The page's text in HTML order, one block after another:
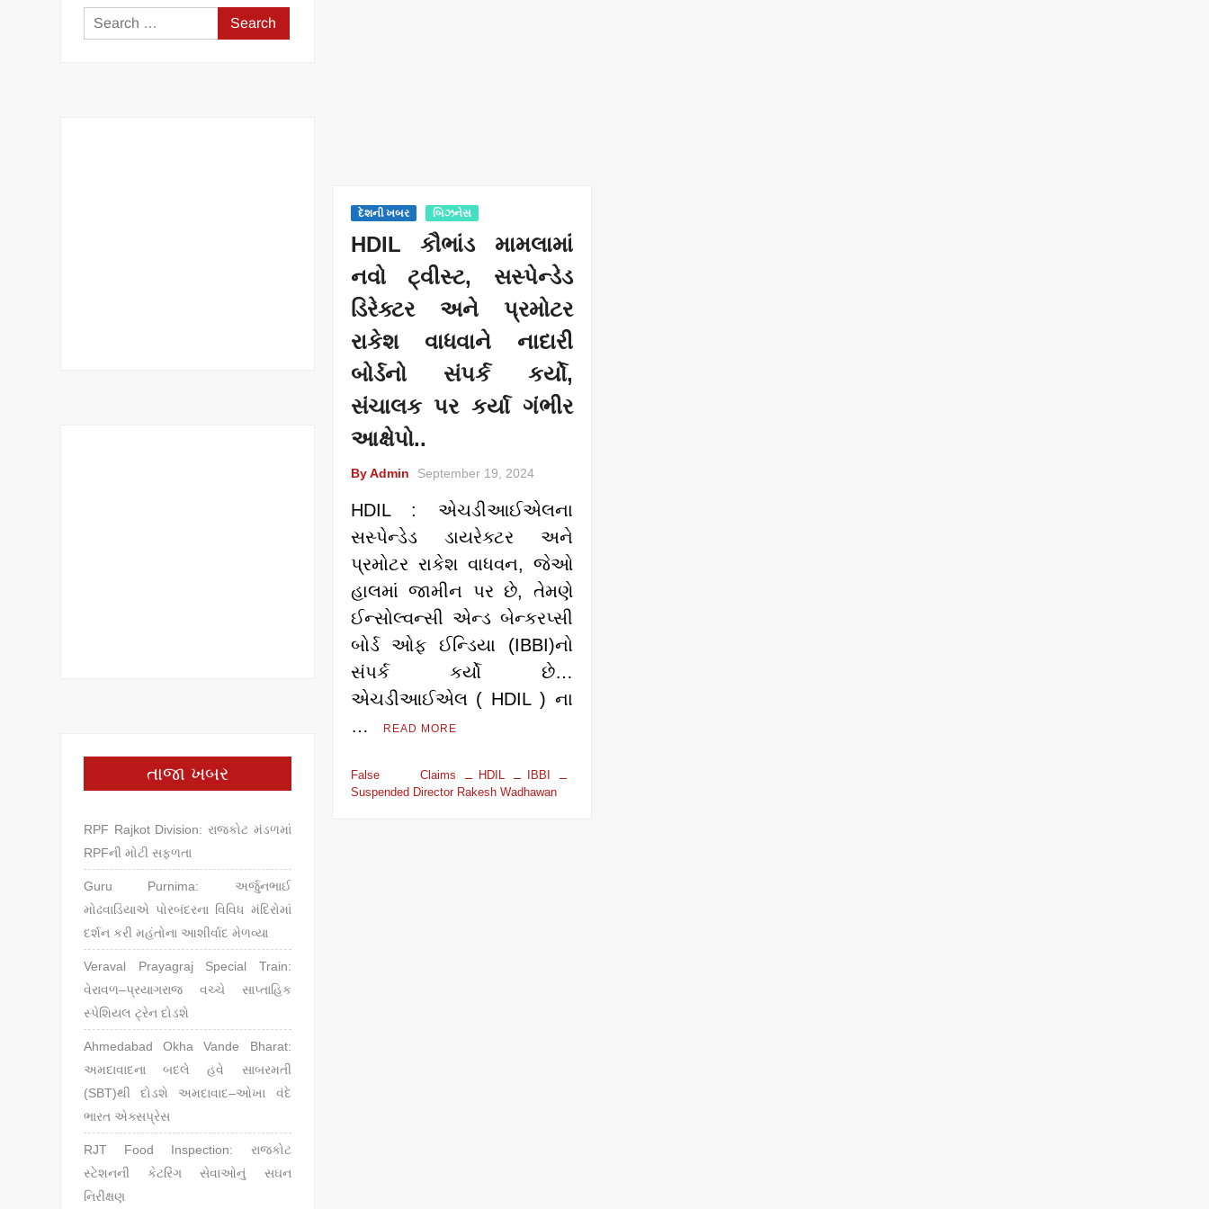
દેશની ખબર બિઝનેસ
HDIL કૌભાંડ મામલામાં
નવો ટ્વીસ્ટ, સસ્પેન્ડેડ
ડિરેક્ટર અને પ્રમોટર
રાકેશ વાધવાને નાદારી
બોર્ડનો સંપર્ક કર્યો,
સંચાલક પર કર્યા ગંભીર
આક્ષેપો..
By Admin September 19, 2024
HDIL : એચડીઆઈએલના
સસ્પેન્ડેડ ડાયરેક્ટર અને
પ્રમોટર રાકેશ વાધવન, જેઓ
હાલમાં જામીન પર છે, તેમણે
ઈન્સોલ્વન્સી એન્ડ બેન્કરપ્સી
બોર્ડ ઓફ ઈન્ડિયા (IBBI)નો
સંપર્ક કર્યો છે…
એચડીઆઈએલ ( HDIL ) ના
…
READ MORE
False Claims HDIL
IBBI
Suspended Director Rakesh Wadhawan
Search
તાજા ખબર
RPF Rajkot Division: રાજકોટ મંડળમાં
RPFની મોટી સફળતા
Guru Purnima: અર્જુનભાઈ
મોઢવાડિયાએ પોરબંદરના વિવિધ મંદિરોમાં
દર્શન કરી મહંતોના આશીર્વાદ મેળવ્યા
Veraval Prayagraj Special Train:
વેરાવળ–પ્રયાગરાજ વચ્ચે સાપ્તાહિક
સ્પેશિયલ ટ્રેન દોડશે
Ahmedabad Okha Vande Bharat:
અમદાવાદના બદલે હવે સાબરમતી
(SBT)થી દોડશે અમદાવાદ–ઓખા વંદે
ભારત એક્સપ્રેસ
RJT Food Inspection: રાજકોટ
સ્ટેશનની કેટરિંગ સેવાઓનું સઘન
નિરીક્ષણ